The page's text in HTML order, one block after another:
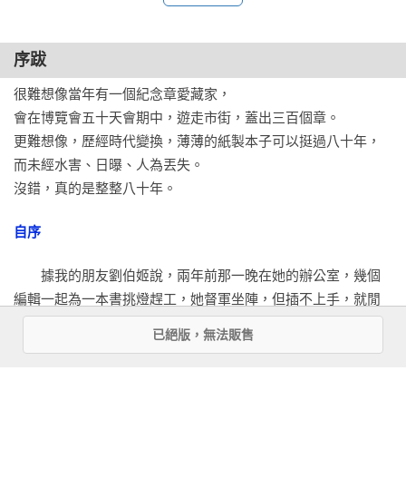
發現台灣博覽會舉辦當時，可說是整個民間動員起來！！
書中共附有九張區域圖，作者查找密密麻麻的地圖及土地圖
冊，盡可能標示出眾多紀念章店家的所在位置，並由此發現，
除了博覽會會場周圍之外，更向外延伸、橫跨整個台北，原來
當時是島內所有人共同參與這場盛事！
本町、榮町、京町與大和町；城北的北門町；西門的新起町、
永樂町、上奎府町與建成町；其他區域還有大龍峒、士林、北
投、草山、基隆……）
（3）隨書附贈兩張復刻版古地圖，敬請搭配使用，
36. 岩田サンゴ店（岩田珊瑚店）
37. ヒカル食堂（光食堂）
38. 吉井印房
39. 臺灣日日新報社
40. 出口商店
D. 城內京町
42. 谷山商店
44. 野田時計店
45. 大學堂
47. 大正堂
序跋
很難想像當年有一個紀念章愛藏家，
會在博覽會五十天會期中，遊走市街，蓋出三百個章。
更難想像，歷經時代變換，薄薄的紙製本子可以挺過八十年，
而未經水害、日曝、人為丟失。
沒錯，真的是整整八十年。
自序
據我的朋友劉伯姬說，兩年前那一晚在她的辦公室，幾個
編輯一起為一本書挑燈趕工，她督軍坐陣，但插不上手，就閒
閒瀏覽朋友的臉書。老同事楊弘熙剛放上幾張黑白照，只說是
家裡翻出幾張老相片，其他沒多講什麼。其中一張，伯姬覺得
已絕版，無法販售